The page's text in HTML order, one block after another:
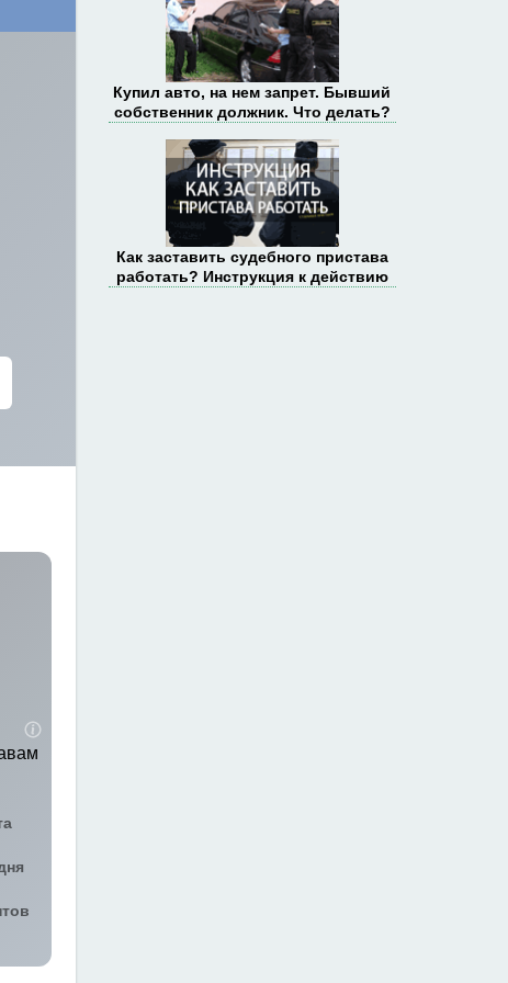
Купил авто, на нем запрет. Бывший
собственник должник. Что делать?
Как заставить судебного пристава
работать? Инструкция к действию